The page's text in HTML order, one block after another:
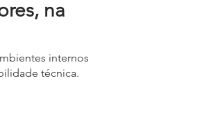
na
internos
técnica.